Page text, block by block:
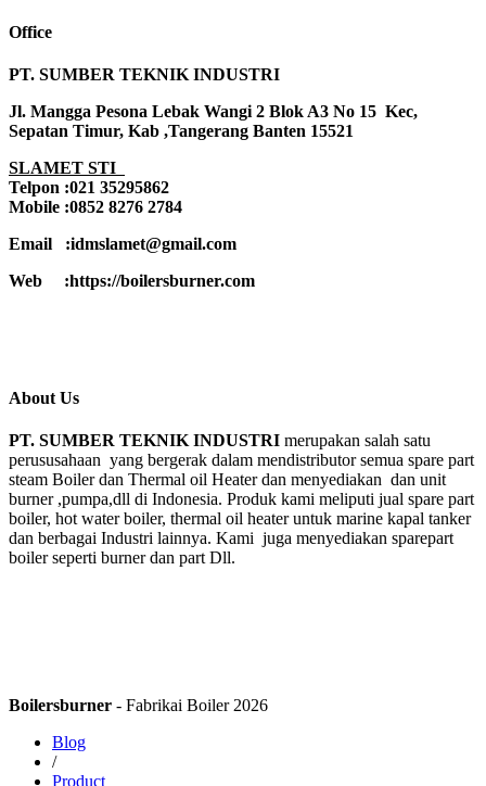
Office
PT. SUMBER TEKNIK INDUSTRI
Jl. Mangga Pesona Lebak Wangi 2 Blok A3 No 15 Kec,
Sepatan Timur, Kab ,Tangerang Banten 15521
SLAMET STI
Telpon :021 35295862
Mobile :0852 8276 2784
Email :idmslamet@gmail.com
Web :https://boilersburner.com
About Us
PT. SUMBER TEKNIK INDUSTRI merupakan salah satu
perususahaan yang bergerak dalam mendistributor semua spare part
steam Boiler dan Thermal oil Heater dan menyediakan dan unit
burner ,pumpa,dll di Indonesia. Produk kami meliputi jual spare part
boiler, hot water boiler, thermal oil heater untuk marine kapal tanker
dan berbagai Industri lainnya. Kami juga menyediakan sparepart
boiler seperti burner dan part Dll.
Boilersburner - Fabrikai Boiler 2026
Blog
/
Product